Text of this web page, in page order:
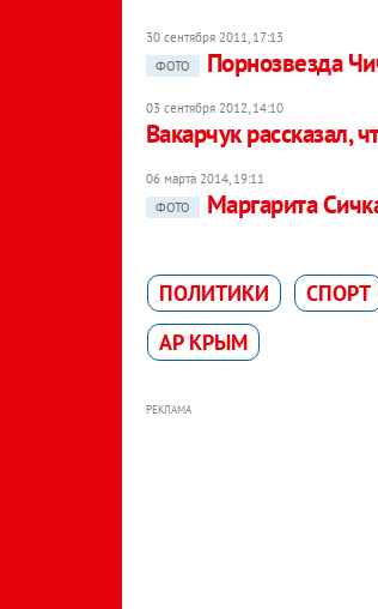
30 сентября 2011, 17:13
ФОТО
Порнозвезда
03 сентября 2012, 14:10
Вакарчук рассказал,
06 марта 2014, 19:11
ФОТО
Маргарита
ПОЛИТИКИ СПОРТ
АР КРЫМ
РЕКЛАМА